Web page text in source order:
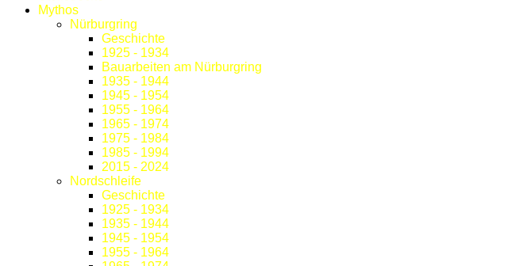
Mythos
Nürburgring
Geschichte
1925 - 1934
Bauarbeiten am Nürburgring
1935 - 1944
1945 - 1954
1955 - 1964
1965 - 1974
1975 - 1984
1985 - 1994
2015 - 2024
Nordschleife
Geschichte
1925 - 1934
1935 - 1944
1945 - 1954
1955 - 1964